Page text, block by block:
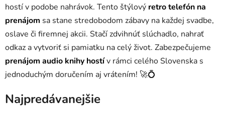
hostí v podobe nahrávok. Tento štýlový retro telefón na
prenájom sa stane stredobodom zábavy na každej svadbe,
oslave či firemnej akcii. Stačí zdvihnúť slúchadlo, nahrať
odkaz a vytvoriť si pamiatku na celý život. Zabezpečujeme
prenájom audio knihy hostív rámci celého Slovenska s
jednoduchým doručením aj vrátením! 🚀💍
Najpredávanejšie